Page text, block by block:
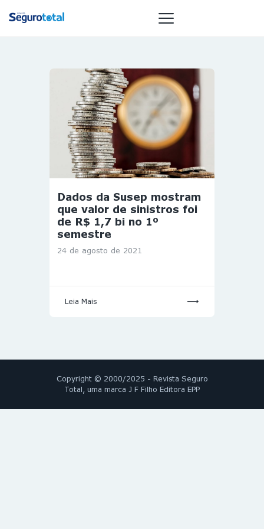
NOTÍCIAS
REVISTA
ESPECIAIS
GAIVOTA DE
OURO
ST SUMMIT
GESTORAS
HOMEST
HOME
Dados da Susep mostram
que valor de sinistros foi
de R$ 1,7 bi no 1º
semestre
24 de agosto de 2021
Leia Mais
Copyright © 2000/2025 - Revista Seguro
Total, uma marca J F Filho Editora EPP